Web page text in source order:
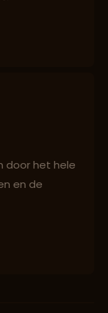
door het hele
en de